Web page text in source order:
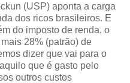
(USP) aponta a carga
dos ricos brasileiros. E
do imposto de renda, o
28% (patrão) de
dizer que vai para o
que é gasto pelo
outros custos